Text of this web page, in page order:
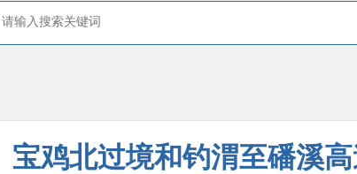
宝鸡北过境和钓渭至磻溪